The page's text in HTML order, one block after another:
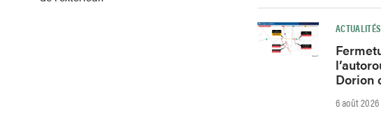
ACTUALITÉS
Dorion
6 août 2026